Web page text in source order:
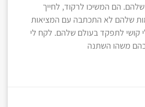
הם המשיכו לרקוד, לחייך
שלהם לא התכתבה עם המציאות
קושי לתפקד בעולם שלהם. לקח לי
בהם משהו השתנה